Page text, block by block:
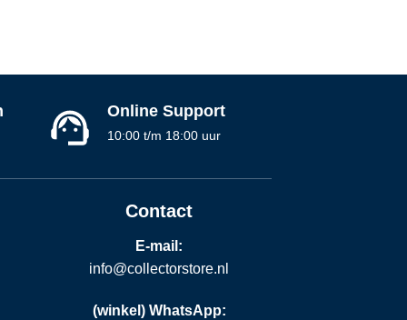
Online Support
10:00 t/m 18:00 uur
Contact
E-mail:
info@collectorstore.nl
(winkel) WhatsApp: